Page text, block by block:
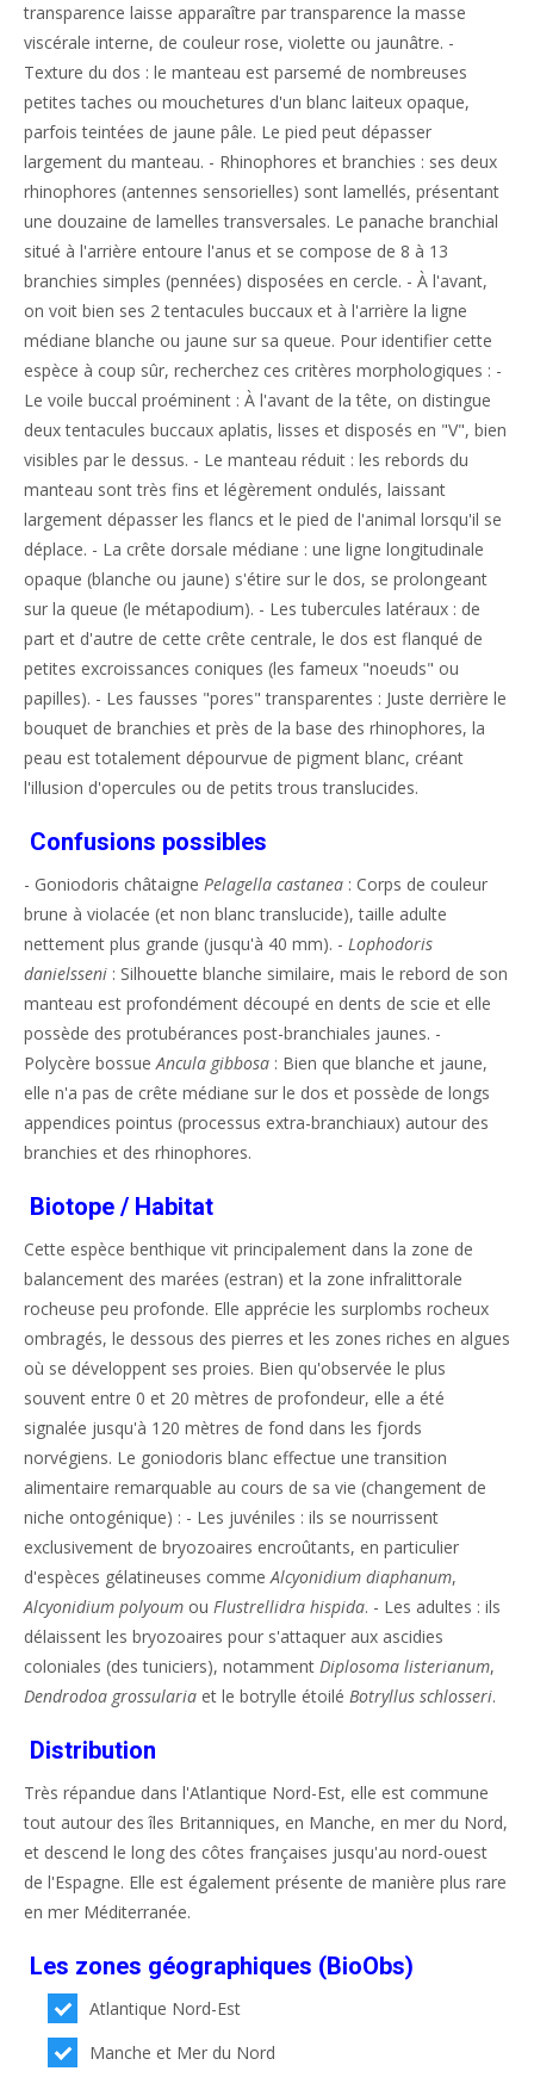
transparence laisse apparaître par transparence la masse
viscérale interne, de couleur rose, violette ou jaunâtre. -
Texture du dos : le manteau est parsemé de nombreuses
petites taches ou mouchetures d'un blanc laiteux opaque,
parfois teintées de jaune pâle. Le pied peut dépasser
largement du manteau. - Rhinophores et branchies : ses deux
rhinophores (antennes sensorielles) sont lamellés, présentant
une douzaine de lamelles transversales. Le panache branchial
situé à l'arrière entoure l'anus et se compose de 8 à 13
branchies simples (pennées) disposées en cercle. - À l'avant,
on voit bien ses 2 tentacules buccaux et à l'arrière la ligne
médiane blanche ou jaune sur sa queue. Pour identifier cette
espèce à coup sûr, recherchez ces critères morphologiques : -
Le voile buccal proéminent : À l'avant de la tête, on distingue
deux tentacules buccaux aplatis, lisses et disposés en "V", bien
visibles par le dessus. - Le manteau réduit : les rebords du
manteau sont très fins et légèrement ondulés, laissant
largement dépasser les flancs et le pied de l'animal lorsqu'il se
déplace. - La crête dorsale médiane : une ligne longitudinale
opaque (blanche ou jaune) s'étire sur le dos, se prolongeant
sur la queue (le métapodium). - Les tubercules latéraux : de
part et d'autre de cette crête centrale, le dos est flanqué de
petites excroissances coniques (les fameux "noeuds" ou
papilles). - Les fausses "pores" transparentes : Juste derrière le
bouquet de branchies et près de la base des rhinophores, la
peau est totalement dépourvue de pigment blanc, créant
l'illusion d'opercules ou de petits trous translucides.
Confusions possibles
- Goniodoris châtaigne Pelagella castanea : Corps de couleur
brune à violacée (et non blanc translucide), taille adulte
nettement plus grande (jusqu'à 40 mm). - Lophodoris
danielsseni : Silhouette blanche similaire, mais le rebord de son
manteau est profondément découpé en dents de scie et elle
possède des protubérances post-branchiales jaunes. -
Polycère bossueAncula gibbosa : Bien que blanche et jaune,
elle n'a pas de crête médiane sur le dos et possède de longs
appendices pointus (processus extra-branchiaux) autour des
branchies et des rhinophores.
Biotope / Habitat
Cette espèce benthique vit principalement dans la zone de
balancement des marées (estran) et la zone infralittorale
rocheuse peu profonde. Elle apprécie les surplombs rocheux
ombragés, le dessous des pierres et les zones riches en algues
où se développent ses proies. Bien qu'observée le plus
souvent entre 0 et 20 mètres de profondeur, elle a été
signalée jusqu'à 120 mètres de fond dans les fjords
norvégiens. Le goniodoris blanc effectue une transition
alimentaire remarquable au cours de sa vie (changement de
niche ontogénique) : - Les juvéniles : ils se nourrissent
exclusivement de bryozoaires encroûtants, en particulier
d'espèces gélatineuses commeAlcyonidium diaphanum,
Alcyonidium polyoum ou Flustrellidra hispida. - Les adultes : ils
délaissent les bryozoaires pour s'attaquer aux ascidies
coloniales (des tuniciers), notamment Diplosoma listerianum,
Dendrodoa grossularia et le botrylle étoilé Botryllus schlosseri.
Distribution
Très répandue dans l'Atlantique Nord-Est, elle est commune
tout autour des îles Britanniques, en Manche, en mer du Nord,
et descend le long des côtes françaises jusqu'au nord-ouest
de l'Espagne. Elle est également présente de manière plus rare
en mer Méditerranée.
Les zones géographiques (BioObs)
Atlantique Nord-Est
Manche et Mer du Nord